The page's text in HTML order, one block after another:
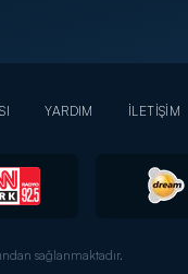
YARDIM İLETİŞİM
sağlanmaktadır.